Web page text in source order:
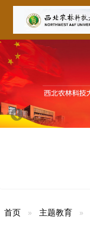
首页 主题教育